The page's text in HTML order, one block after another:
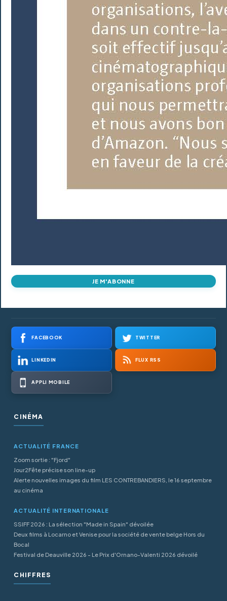
JE M'ABONNE
FACEBOOK TWITTER
LINKEDIN FLUX RSS
APPLI MOBILE
CINÉMA
ACTUALITÉ FRANCE
Zoom sortie : "Fjord"
Jour2Fête précise son line-up
Alerte nouvelles images du film LES CONTREBANDIERS, le 16 septembre
au cinéma
ACTUALITÉ INTERNATIONALE
SSIFF 2026 : La sélection "Made in Spain" dévoilée
Deux films à Locarno et Venise pour la société de vente belge Hors du
Bocal
Festival de Deauville 2026 - Le Prix d'Ornano-Valenti 2026 dévoilé
CHIFFRES